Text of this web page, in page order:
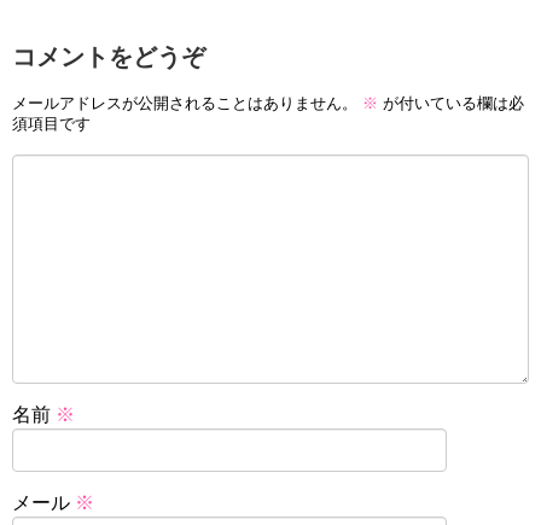
コメントをどうぞ
メールアドレスが公開されることはありません。 ※ が付いている欄は必
須項目です
名前 ※
メール ※